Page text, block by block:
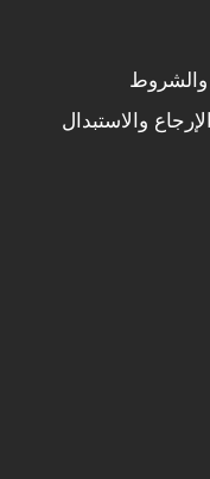
والشروط
والاستبدال